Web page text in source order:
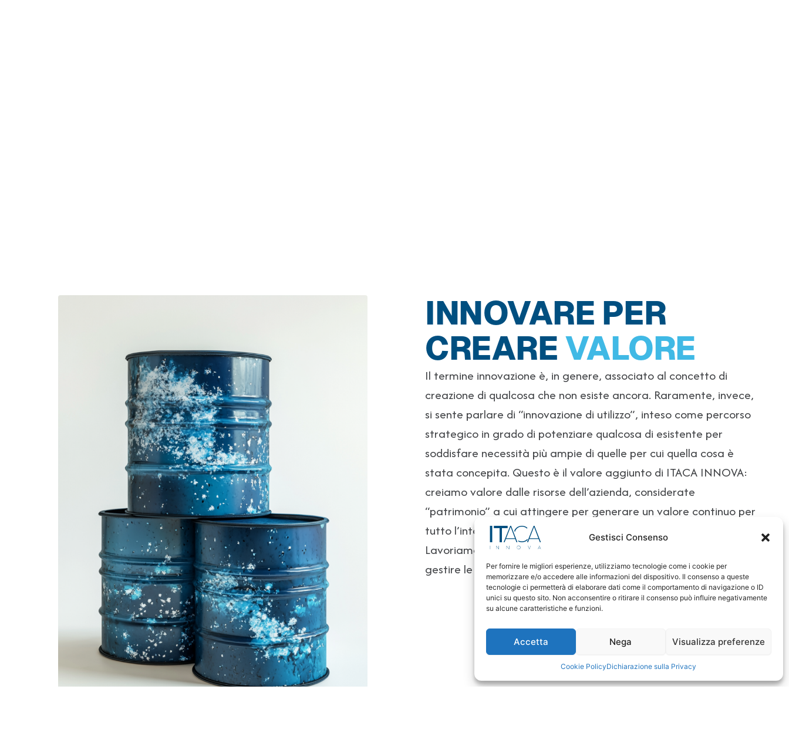
Gestisci Consenso
Per fornire le migliori esperienze, utilizziamo tecnologie come i cookie per
memorizzare e/o accedere alle informazioni del dispositivo. Il consenso a queste
tecnologie ci permetterà di elaborare dati come il comportamento di navigazione o ID
unici su questo sito. Non acconsentire o ritirare il consenso può influire negativamente
su alcune caratteristiche e funzioni.
Accetta Nega Visualizza preferenze
Cookie PolicyDichiarazione sulla Privacy
INNOVARE PER
CREARE VALORE
Il termine innovazione è, in genere, associato al concetto di
creazione di qualcosa che non esiste ancora. Raramente, invece,
si sente parlare di “innovazione di utilizzo”, inteso come percorso
strategico in grado di potenziare qualcosa di esistente per
soddisfare necessità più ampie di quelle per cui quella cosa è
stata concepita. Questo è il valore aggiunto di ITACA INNOVA:
creiamo valore dalle risorse dell’azienda, considerate
“patrimonio” a cui attingere per generare un valore continuo per
tutto l’intero ciclo di vita aziendale.
Lavoriamo in totale sinergia con i nostri clienti per analizzare e
gestire le risorse esistenti allo scopo di innovarne l’utilizzo.